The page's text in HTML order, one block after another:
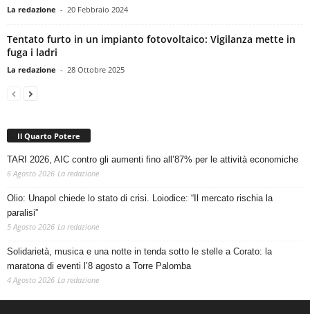
La redazione - 20 Febbraio 2024
Tentato furto in un impianto fotovoltaico: Vigilanza mette in
fuga i ladri
La redazione - 28 Ottobre 2025
Il Quarto Potere
TARI 2026, AIC contro gli aumenti fino all’87% per le attività economiche
6 Agosto 2026 La redazione
Olio: Unapol chiede lo stato di crisi. Loiodice: “Il mercato rischia la
paralisi”
5 Agosto 2026 La redazione
Solidarietà, musica e una notte in tenda sotto le stelle a Corato: la
maratona di eventi l’8 agosto a Torre Palomba
4 Agosto 2026 La redazione